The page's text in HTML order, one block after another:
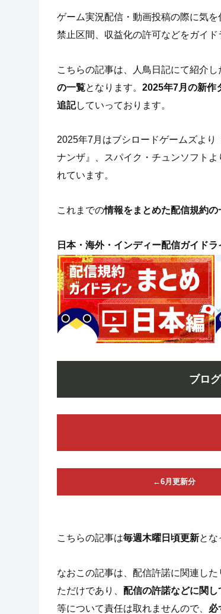
ゲーム実況配信・動画投稿の際に気
禁止区間、収益化の許可などをガイ
こちらの記事は、人鳥日記にて紹介
の一覧となります。 2025年7月の新作
追記していっております。
2025年7月はブシロードゲームズよ
ナンザ』、スパイク・チュンソフト
れています。
これまでの情報をまとめた配信規約の
日本・海外・インディー配信ガイドラ
ブロ
←6月更新分
こちらの記事は毎週木曜日頃更新とな
なおこの記事は、配信許諾に関連し
ただけであり、 配信の許諾などに関
等について責任は取れませんので、 必